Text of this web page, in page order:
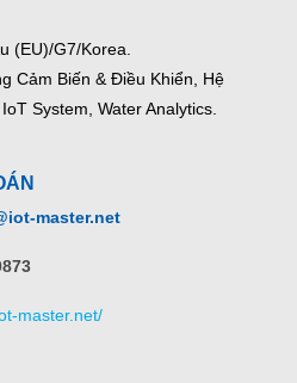
(EU)/G7/Korea.
Cảm Biến & Điều Khiển, Hệ
System, Water Analytics.
master.net
master.net/